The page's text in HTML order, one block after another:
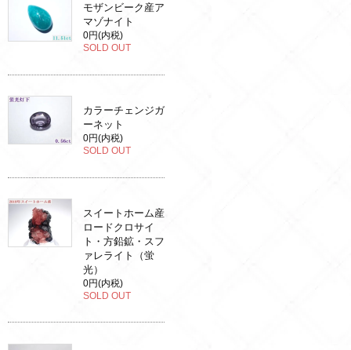
モザンビーク産ア
マゾナイト
0円(内税)
SOLD OUT
カラーチェンジガ
ーネット
0円(内税)
SOLD OUT
スイートホーム産
ロードクロサイ
ト・方鉛鉱・スフ
ァレライト（蛍
光）
0円(内税)
SOLD OUT